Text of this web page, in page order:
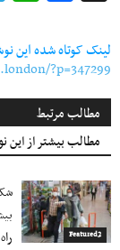
لینک کوتاه شده این
?p=347299
مطالب مرتبط
مطالب بیشتر از این
Featured2